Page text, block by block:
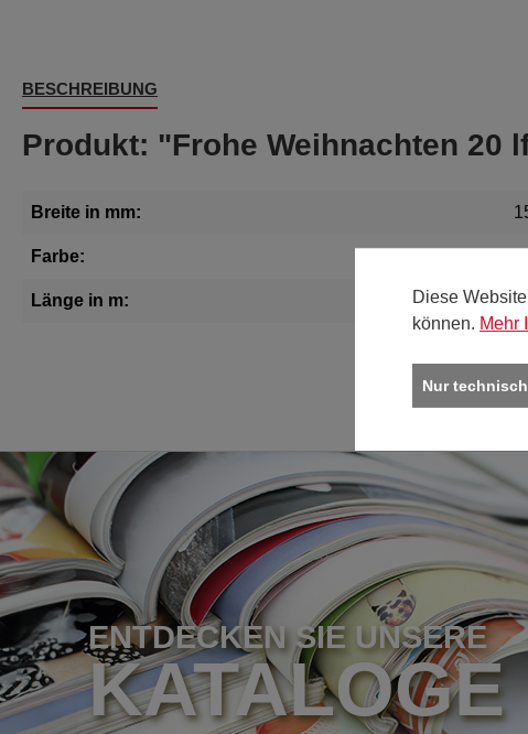
BESCHREIBUNG
Produkt: "Frohe Weihnachten 20
Breite in mm:
Farbe:
Länge in m:
ENTDECKEN SIE UNSERE
KATALOGE
Diese
können. Mehr
Nur